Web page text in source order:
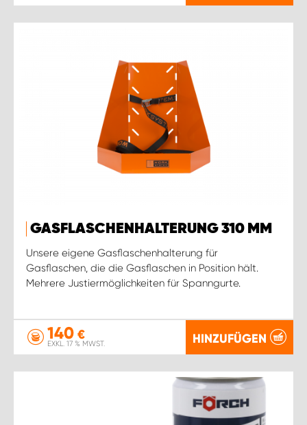
GASFLASCHENHALTERUNG 310 MM
Unsere eigene Gasflaschenhalterung für
Gasflaschen, die die Gasflaschen in Position hält.
Mehrere Justiermöglichkeiten für Spanngurte.
140 €
EXKL. 17 % MWST. HINZUFÜGEN